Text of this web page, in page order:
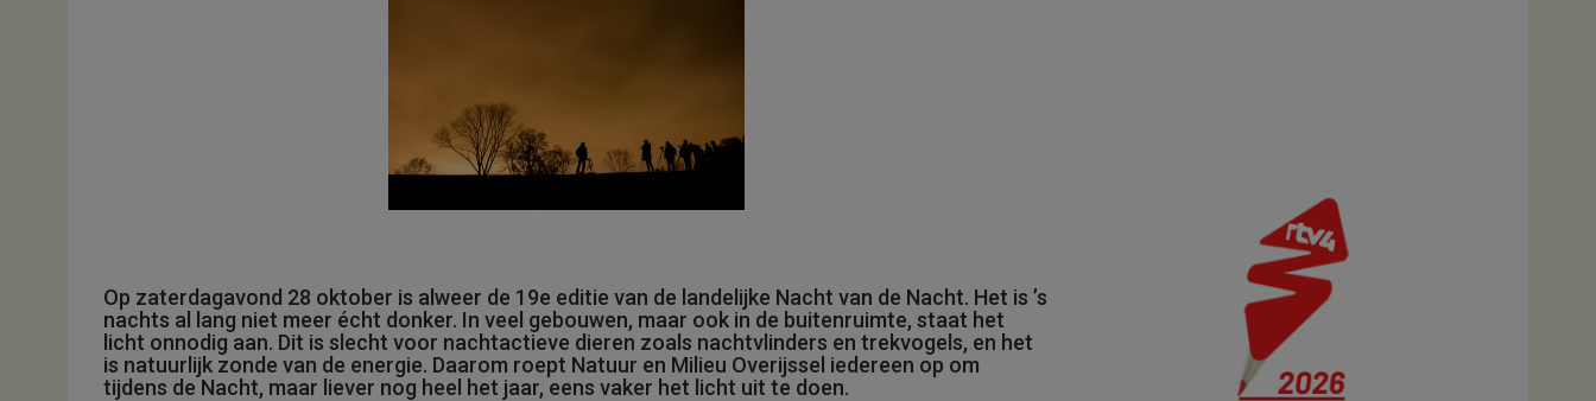
Op zaterdagavond 28 oktober is alweer de 19e editie van de landelijke Nacht van de Nacht. Het is ’s
nachts al lang niet meer écht donker. In veel gebouwen, maar ook in de buitenruimte, staat het
licht onnodig aan. Dit is slecht voor nachtactieve dieren zoals nachtvlinders en trekvogels, en het
is natuurlijk zonde van de energie. Daarom roept Natuur en Milieu Overijssel iedereen op om
tijdens de Nacht, maar liever nog heel het jaar, eens vaker het licht uit te doen.